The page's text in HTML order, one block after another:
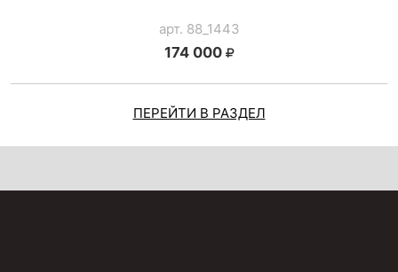
арт. 88_1443
174 000
ПЕРЕЙТИ В РАЗДЕЛ